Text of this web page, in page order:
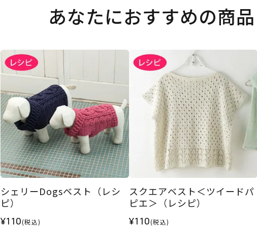
あなたにおすすめの商品
シェリーDogsベスト（レシ
ピ）
¥110(税込)
スクエアベスト＜ツイードパ
ピエ＞（レシピ）
¥110(税込)